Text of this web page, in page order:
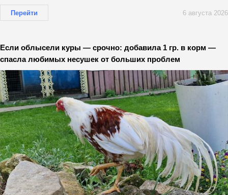
Перейти 6 августа 2026
Если облысели куры — срочно: добавила 1 гр. в корм —
спасла любимых несушек от больших проблем